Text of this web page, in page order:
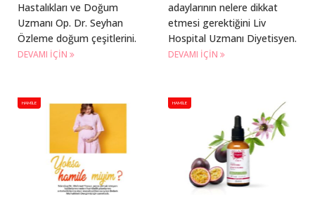
Hastalıkları ve Doğum
Uzmanı Op. Dr. Seyhan
Özleme doğum çeşitlerini.
DEVAMI IÇIN
adaylarının nelere dikkat
etmesi gerektiğini Liv
Hospital Uzmanı Diyetisyen.
DEVAMI IÇIN
HAMILE HAMILE